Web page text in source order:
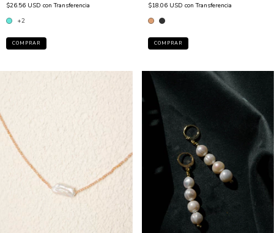
$26.56 USD con Transferencia
+2
COMPRAR
$18.06 USD con Transferencia
COMPRAR